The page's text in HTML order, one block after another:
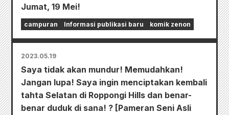
Jumat, 19 Mei!
campuran Informasi publikasi baru komik zenon
2023.05.19
Saya tidak akan mundur! Memudahkan!
Jangan lupa! Saya ingin menciptakan kembali
tahta Selatan di Roppongi Hills dan benar-
benar duduk di sana! ? [Pameran Seni Asli